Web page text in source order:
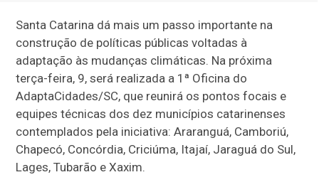
Santa Catarina dá mais um passo importante na
construção de políticas públicas voltadas à
adaptação às mudanças climáticas. Na próxima
terça-feira, 9, será realizada a 1ª Oficina do
AdaptaCidades/SC, que reunirá os pontos focais e
equipes técnicas dos dez municípios catarinenses
contemplados pela iniciativa: Araranguá, Camboriú,
Chapecó, Concórdia, Criciúma, Itajaí, Jaraguá do Sul,
Lages, Tubarão e Xaxim.